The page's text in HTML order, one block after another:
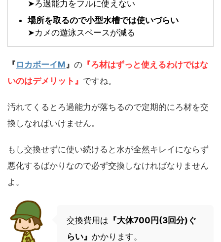
➤ろ過能力をフルに使えない
場所を取るので小型水槽では使いづらい
➤カメの遊泳スペースが減る
『 ロカボーイM 』 の 『ろ材はずっと使えるわけではな
いのはデメリット』 ですね。
汚れてくるとろ過能力が落ちるので定期的にろ材を交
換しなればいけません。
もし交換せずに使い続けると水が全然キレイにならず
悪化するばかりなので必ず交換しなければなりません
よ。
交換費用は 『大体700円(3回分)ぐ
らい』 かかります。